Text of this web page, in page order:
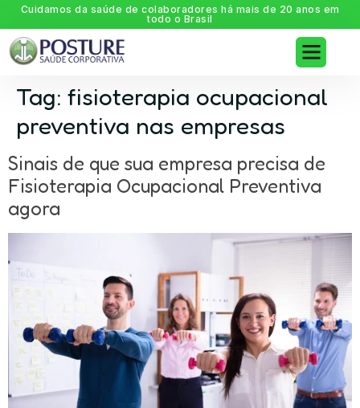
Cuidamos da saúde de colaboradores há mais de 20 anos em
todo o Brasil
Tag: fisioterapia ocupacional
preventiva nas empresas
Sinais de que sua empresa precisa de
Fisioterapia Ocupacional Preventiva
agora